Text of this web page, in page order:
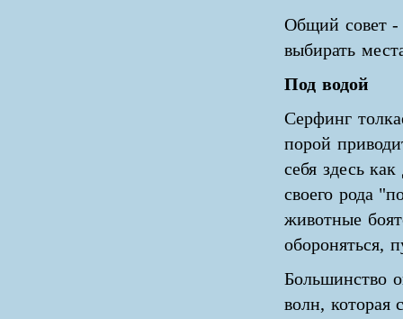
Общий совет -
выбирать
Под водой
Серфинг
порой
себя здесь
своего рода
животные
обороняться,
Большинство
волн, которая